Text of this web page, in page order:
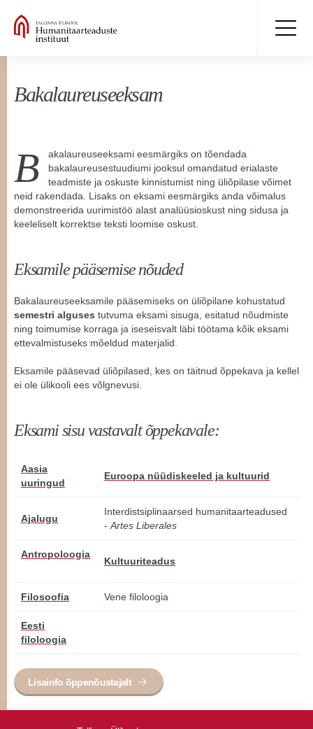
Bakalaureuseeksam
B
akalaureuseeksami eesmärgiks on tõendada
bakalaureusestuudiumi jooksul omandatud erialaste
teadmiste ja oskuste kinnistumist ning üliõpilase võimet
neid rakendada. Lisaks on eksami eesmärgiks anda võimalus
demonstreerida uurimistöö alast analüüsioskust ning sidusa ja
keeleliselt korrektse teksti loomise oskust.
Eksamile pääsemise nõuded
Bakalaureuseeksamile pääsemiseks on üliõpilane kohustatud
semestri alguses tutvuma eksami sisuga, esitatud nõudmiste
ning toimumise korraga ja iseseisvalt läbi töötama kõik eksami
ettevalmistuseks mõeldud materjalid.
Eksamile pääsevad üliõpilased, kes on täitnud õppekava ja kellel
ei ole ülikooli ees võlgnevusi.
Eksami sisu vastavalt õppekavale:
Aasia
uuringud
Euroopa nüüdiskeeled ja kultuurid
Ajalugu
Interdistsiplinaarsed humanitaarteadused
- Artes Liberales
Antropoloogia
Kultuuriteadus
Filosoofia Vene filoloogia
Eesti
filoloogia
Lisainfo õppenõustajalt